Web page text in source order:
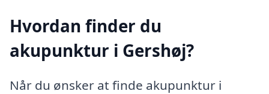
Hvordan finder du
akupunktur i Gershøj?
Når du ønsker at finde akupunktur i